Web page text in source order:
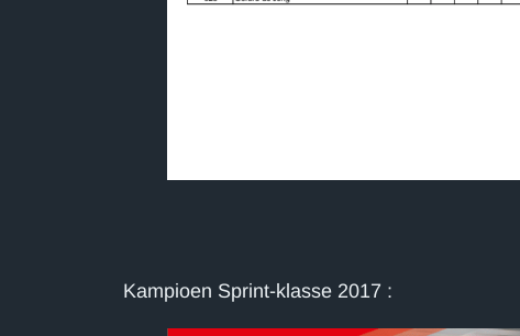
Kampioen Sprint-klasse 2017 :